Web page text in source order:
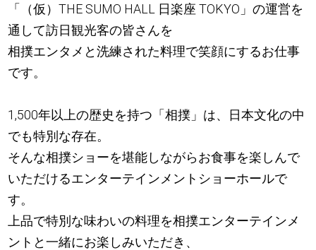
「（仮）THE SUMO HALL 日楽座 TOKYO」の運営を
通して訪日観光客の皆さんを
相撲エンタメと洗練された料理で笑顔にするお仕事
です。
1,500年以上の歴史を持つ「相撲」は、日本文化の中
でも特別な存在。
そんな相撲ショーを堪能しながらお食事を楽しんで
いただけるエンターテインメントショーホールで
す。
上品で特別な味わいの料理を相撲エンターテインメ
ントと一緒にお楽しみいただき、